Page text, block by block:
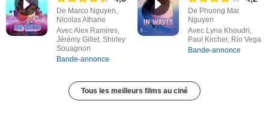
De Marco Nguyen,
Nicolas Athane
Avec Alex Ramires,
Jérémy Gillet, Shirley
Souagnon
Bande-annonce
De Phuong Mai
Nguyen
Avec Lyna Khoudri,
Paul Kircher, Rio Vega
Bande-annonce
Tous les meilleurs films au ciné